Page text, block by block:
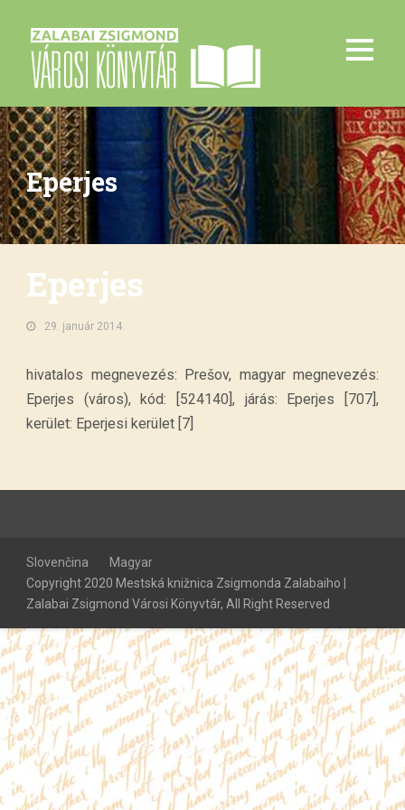
Eperjes
Eperjes
29. január 2014.
hivatalos megnevezés: Prešov, magyar megnevezés:
Eperjes (város), kód: [524140], járás: Eperjes [707],
kerület: Eperjesi kerület [7]
Slovenčina
Magyar
Copyright 2020 Mestská knižnica Zsigmonda Zalabaiho |
Zalabai Zsigmond Városi Könyvtár, All Right Reserved